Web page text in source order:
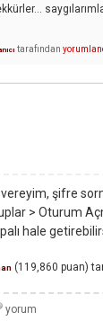
tarafından
şifre
> Oturum
hale
(119,860 puan)